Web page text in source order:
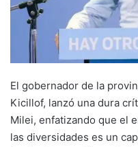
El gobernador de la
Kicillof, lanzó una dura
Milei, enfatizando que el
las diversidades es un